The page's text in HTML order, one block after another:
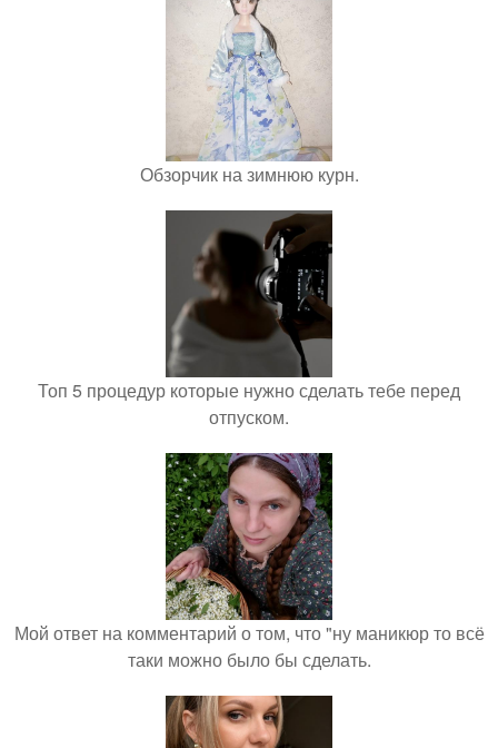
Обзорчик на зимнюю курн.
Топ 5 процедур которые нужно сделать тебе перед
отпуском.
Мой ответ на комментарий о том, что "ну маникюр то всё
таки можно было бы сделать.